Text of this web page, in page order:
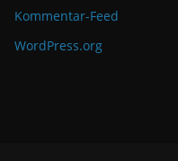
Kommentar-Feed
WordPress.org